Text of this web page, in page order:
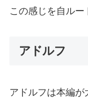
この感じを自ル
アドルフ
アドルフは本編が